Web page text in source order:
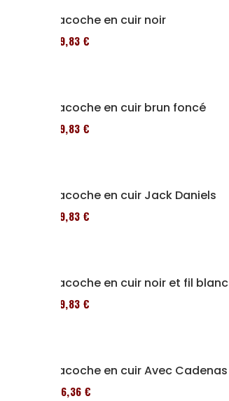
Sacoche en cuir noir
119,83 €
Sacoche en cuir brun foncé
119,83 €
Sacoche en cuir Jack Daniels
119,83 €
Sacoche en cuir noir et fil blanc
119,83 €
Sacoche en cuir Avec Cadenas
136,36 €